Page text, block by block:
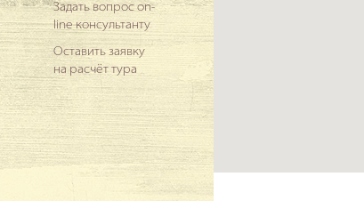
Задать вопрос on-
line консультанту
Оставить заявку
на расчёт тура